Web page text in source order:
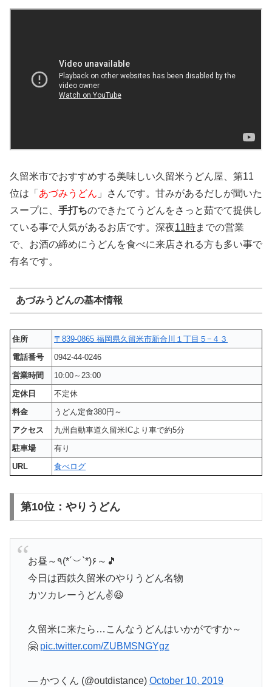
久留米市でおすすめする美味しい久留米うどん屋、第11
位は「 あづみうどん 」さんです。甘みがあるだしが聞いた
スープに、 手打ちのできたてうどんをさっと茹でて提供し
ている事で人気があるお店です。深夜11時までの営業
で、お酒の締めにうどんを食べに来店される方も多い事で
有名です。
あづみうどんの基本情報
住所
〒839-0865 福岡県久留米市新合川１丁目５−４３
電話番号
0942-44-0246
営業時間
10:00～23:00
定休日
不定休
料金
うどん定食380円～
アクセス
九州自動車道久留米ICより車で約5分
駐車場
有り
URL
食べログ
第10位：やりうどん
お昼～٩(*´︶`*)۶～🎵
今日は西鉄久留米のやりうどん名物
カツカレーうどん✌️😆
久留米に来たら…こんなうどんはいかがですか～
🤗 pic.twitter.com/ZUBMSNGYgz
— かつくん (@outdistance) October 10, 2019